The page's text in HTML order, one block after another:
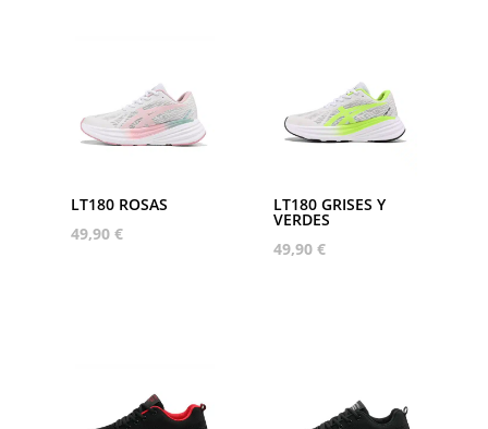
LT180 ROSAS
49,90 €
LT180 GRISES Y
VERDES
49,90€